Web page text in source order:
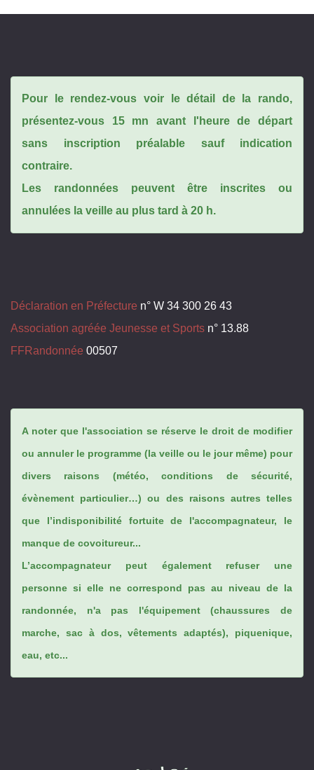
Pour le rendez-vous voir le détail de la rando,
présentez-vous 15 mn avant l'heure de départ
sans inscription préalable sauf indication
contraire.
Les randonnées peuvent être inscrites ou
annulées la veille au plus tard à 20 h.
Déclaration en Préfecture n° W 34 300 26 43
Association agréée Jeunesse et Sports n° 13.88
FFRandonnée 00507
A noter que l'association se réserve le droit de modifier
ou annuler le programme (la veille ou le jour même) pour
divers raisons (météo, conditions de sécurité,
évènement particulier…) ou des raisons autres telles
que l’indisponibilité fortuite de l'accompagnateur, le
manque de covoitureur...
L’accompagnateur peut également refuser une
personne si elle ne correspond pas au niveau de la
randonnée, n'a pas l'équipement (chaussures de
marche, sac à dos, vêtements adaptés), piquenique,
eau, etc...